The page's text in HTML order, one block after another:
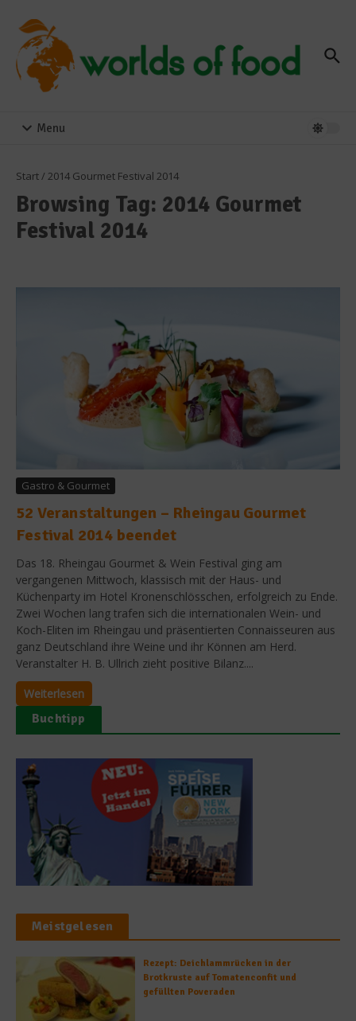
Menu
Start/ 2014 Gourmet Festival 2014
Browsing Tag: 2014 Gourmet
Festival 2014
Gastro & Gourmet
52 Veranstaltungen – Rheingau Gourmet
Festival 2014 beendet
Das 18. Rheingau Gourmet & Wein Festival ging am
vergangenen Mittwoch, klassisch mit der Haus- und
Küchenparty im Hotel Kronenschlösschen, erfolgreich zu Ende.
Zwei Wochen lang trafen sich die internationalen Wein- und
Koch-Eliten im Rheingau und präsentierten Connaisseuren aus
ganz Deutschland ihre Weine und ihr Können am Herd.
Veranstalter H. B. Ullrich zieht positive Bilanz....
Weiterlesen
Buchtipp
Meistgelesen
Rezept: Deichlammrücken in der
Brotkruste auf Tomatenconfit und
gefüllten Poveraden